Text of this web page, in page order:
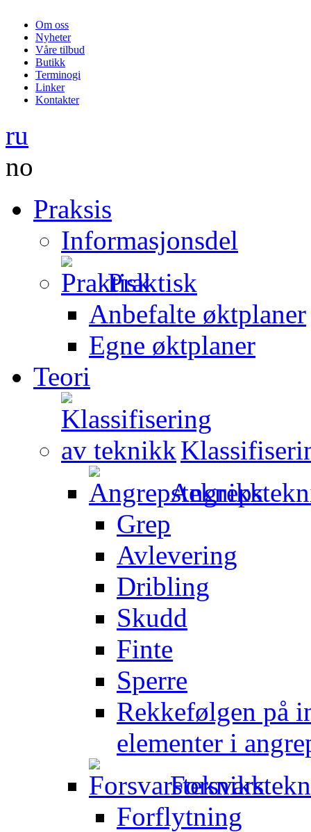
Om oss
Nyheter
Våre tilbud
Butikk
Terminogi
Linker
Kontakter
ru
no
Praksis
Informasjonsdel
Praktisk
Anbefalte øktplaner
Egne øktplaner
Teori
Grep
Avlevering
Dribling
Skudd
Finte
Sperre
Rekkefølgen på
elementer i
Forflytning